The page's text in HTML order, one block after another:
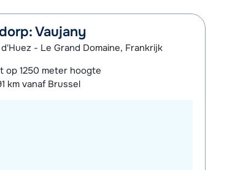
Vaujany
- Le Grand Domaine, Frankrijk
op1250 meter hoogte
kmvanaf Brussel